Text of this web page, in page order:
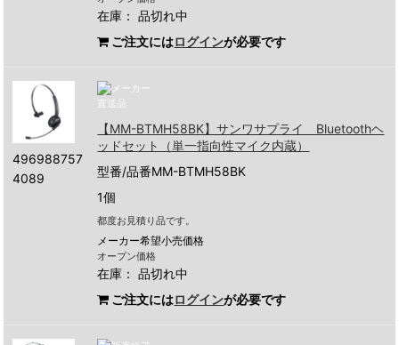
在庫：品切れ中
ご注文にはログインが必要です
496988757
4089
【MM-BTMH58BK】サンワサプライ Bluetoothヘ
ッドセット（単一指向性マイク内蔵）
型番/品番MM-BTMH58BK
1個
都度お見積り品です。
メーカー希望小売価格
オープン価格
在庫：品切れ中
ご注文にはログインが必要です